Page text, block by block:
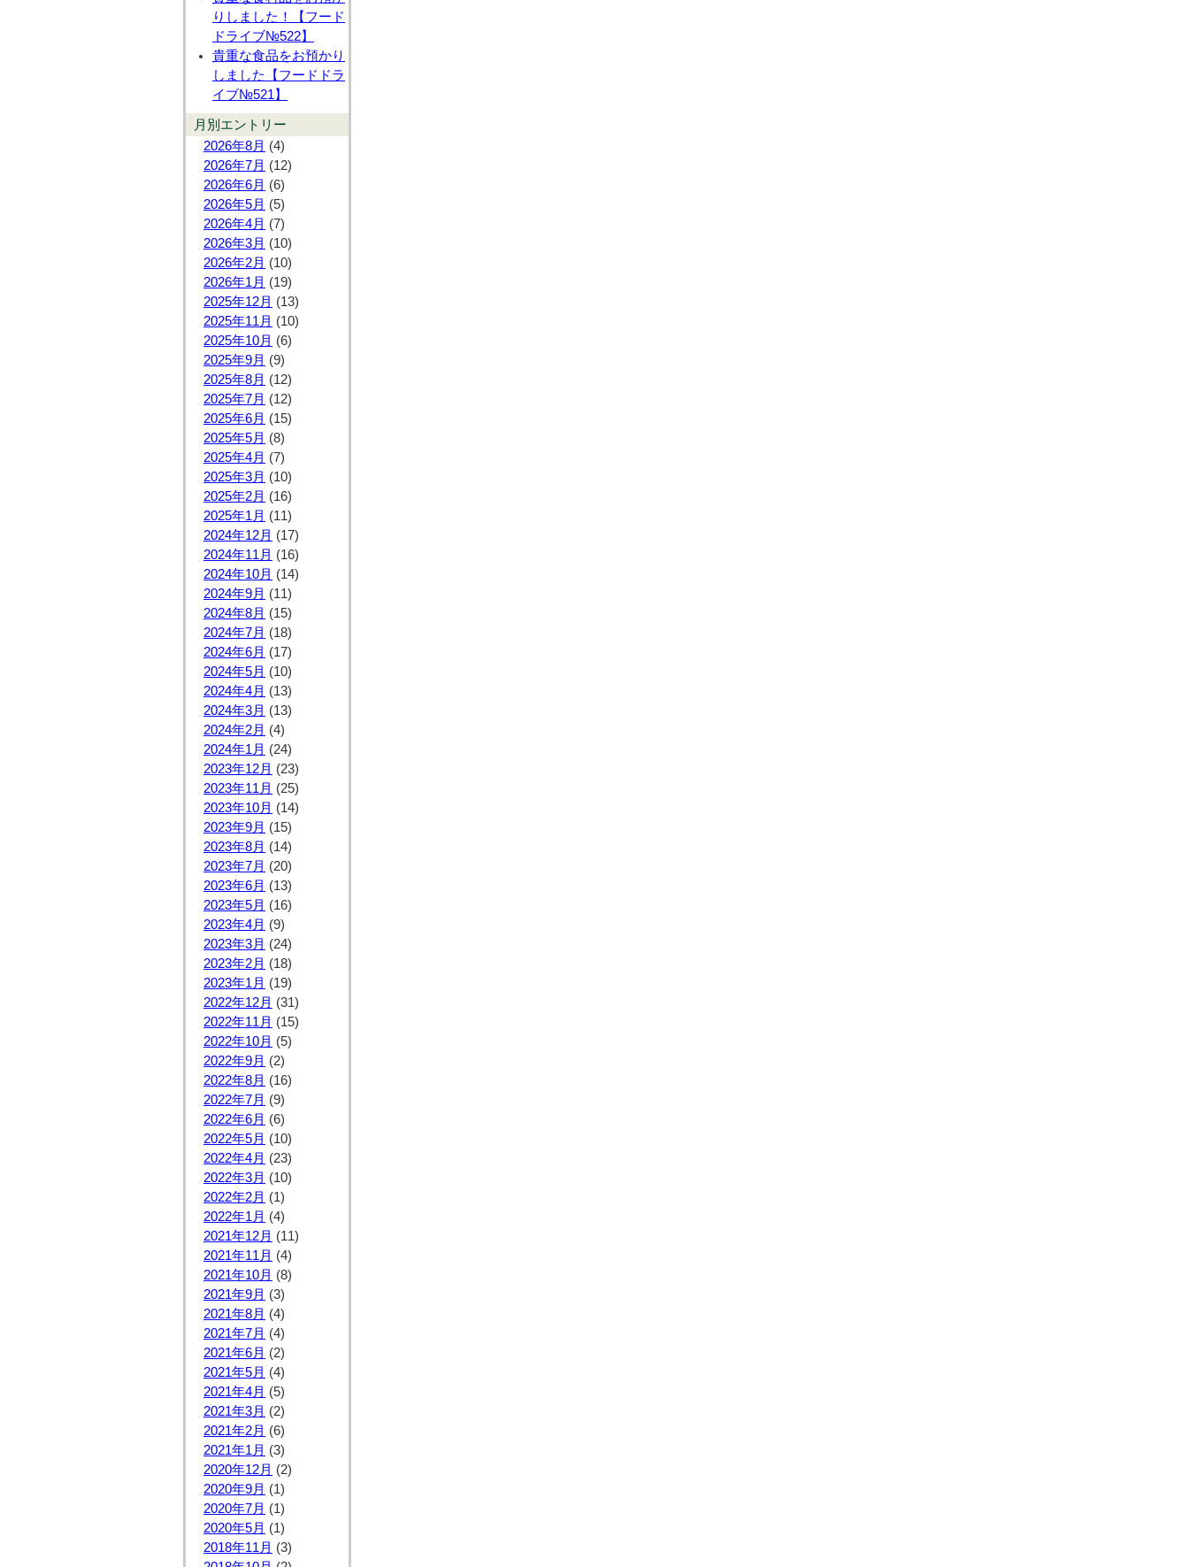
りしました！【フード
ドライブ№522】
貴重な食品をお預かり
しました【フードドラ
イブ№521】
月別エントリー
2026年8月 (4)
2026年7月 (12)
2026年6月 (6)
2026年5月 (5)
2026年4月 (7)
2026年3月 (10)
2026年2月 (10)
2026年1月 (19)
2025年12月 (13)
2025年11月 (10)
2025年10月 (6)
2025年9月 (9)
2025年8月 (12)
2025年7月 (12)
2025年6月 (15)
2025年5月 (8)
2025年4月 (7)
2025年3月 (10)
2025年2月 (16)
2025年1月 (11)
2024年12月 (17)
2024年11月 (16)
2024年10月 (14)
2024年9月 (11)
2024年8月 (15)
2024年7月 (18)
2024年6月 (17)
2024年5月 (10)
2024年4月 (13)
2024年3月 (13)
2024年2月 (4)
2024年1月 (24)
2023年12月 (23)
2023年11月 (25)
2023年10月 (14)
2023年9月 (15)
2023年8月 (14)
2023年7月 (20)
2023年6月 (13)
2023年5月 (16)
2023年4月 (9)
2023年3月 (24)
2023年2月 (18)
2023年1月 (19)
2022年12月 (31)
2022年11月 (15)
2022年10月 (5)
2022年9月 (2)
2022年8月 (16)
2022年7月 (9)
2022年6月 (6)
2022年5月 (10)
2022年4月 (23)
2022年3月 (10)
2022年2月 (1)
2022年1月 (4)
2021年12月 (11)
2021年11月 (4)
2021年10月 (8)
2021年9月 (3)
2021年8月 (4)
2021年7月 (4)
2021年6月 (2)
2021年5月 (4)
2021年4月 (5)
2021年3月 (2)
2021年2月 (6)
2021年1月 (3)
2020年12月 (2)
2020年9月 (1)
2020年7月 (1)
2020年5月 (1)
2018年11月 (3)